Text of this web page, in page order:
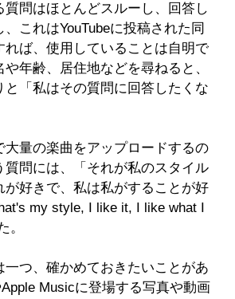
質問はほとんどスルーし、回答し
これはYouTubeに投稿された同
れば、使用していることは自明で
年齢、居住地などを尋ねると、
と「私はその質問に回答したくな
大量の楽曲をアップロードするの
質問には、「それが私のスタイル
が好きで、私は私がすることが好
my style, I like it, I like what I
。
一つ、確かめておきたいことがあ
Apple Musicに登場する写真や動画